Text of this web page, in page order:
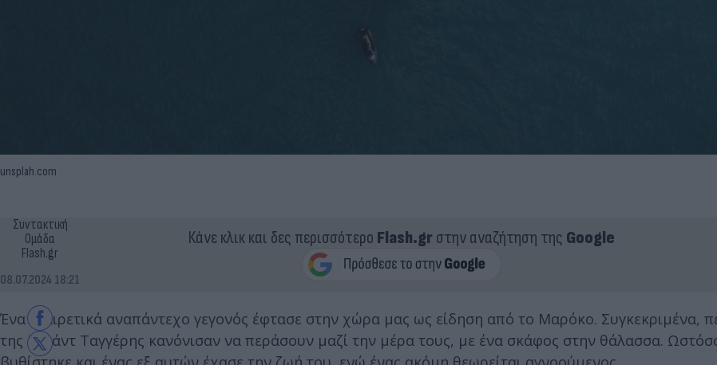
unsplah.com
Συντακτική
Ομάδα
Flash.gr
08.07.2024 18:21
Κάνε κλικ και δες περισσότερο Flash.grστην αναζήτηση της Google
Ένα εξαιρετικά αναπάντεχο γεγονός έφτασε στην χώρα μας ως είδηση από το Μαρόκο. Συγκεκριμένα,
της Ιτιχάντ Ταγγέρης κανόνισαν να περάσουν μαζί την μέρα τους, με ένα σκάφος στην θάλασσα.